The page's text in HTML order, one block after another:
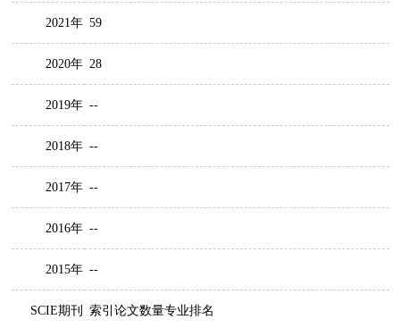
2021年 59
2020年 28
2019年 --
2018年 --
2017年 --
2016年 --
2015年 --
SCIE期刊 索引论文数量专业排名